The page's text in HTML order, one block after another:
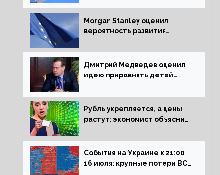
России
Morgan Stanley оценил
вероятность развития
Дмитрий Медведев оценил
идею приравнять детей
Рубль укрепляется, а цены
растут: экономист объяснил
на рынок РФ
События на Украине к 21:00
16 июля: крупные потери ВСУ